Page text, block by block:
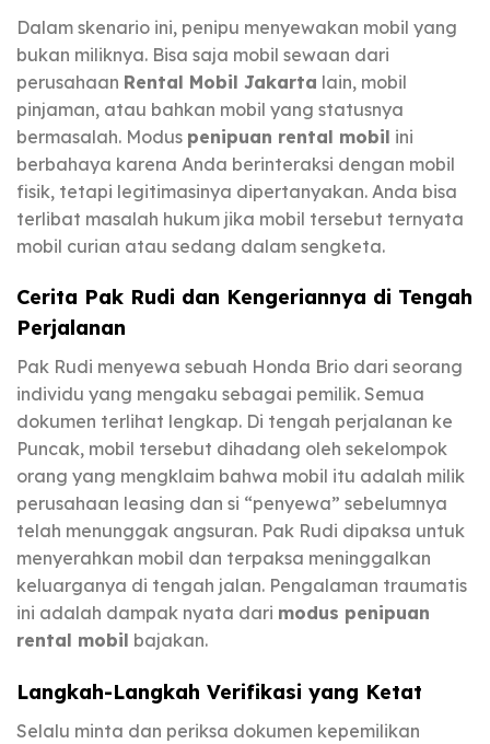
Dalam skenario ini, penipu menyewakan mobil yang
bukan miliknya. Bisa saja mobil sewaan dari
perusahaan Rental Mobil Jakarta lain, mobil
pinjaman, atau bahkan mobil yang statusnya
bermasalah. Modus penipuan rental mobil ini
berbahaya karena Anda berinteraksi dengan mobil
fisik, tetapi legitimasinya dipertanyakan. Anda bisa
terlibat masalah hukum jika mobil tersebut ternyata
mobil curian atau sedang dalam sengketa.
Cerita Pak Rudi dan Kengeriannya di Tengah
Perjalanan
Pak Rudi menyewa sebuah Honda Brio dari seorang
individu yang mengaku sebagai pemilik. Semua
dokumen terlihat lengkap. Di tengah perjalanan ke
Puncak, mobil tersebut dihadang oleh sekelompok
orang yang mengklaim bahwa mobil itu adalah milik
perusahaan leasing dan si “penyewa” sebelumnya
telah menunggak angsuran. Pak Rudi dipaksa untuk
menyerahkan mobil dan terpaksa meninggalkan
keluarganya di tengah jalan. Pengalaman traumatis
ini adalah dampak nyata dari modus penipuan
rental mobil bajakan.
Langkah-Langkah Verifikasi yang Ketat
Selalu minta dan periksa dokumen kepemilikan